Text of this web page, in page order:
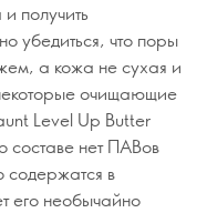
получить
убедиться, что поры
а кожа не сухая и
очищающие
Level Up Butter
составе нет ПАВов
в
его необычайно